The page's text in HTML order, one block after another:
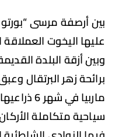
أرصفة مرسى “بورتو
اليخوت العملاقة الأكثر
أزقة البلدة القديمة
زهر البرتقال وعبق
ماربيا في شهر 6
متكاملة الأركان. إنها